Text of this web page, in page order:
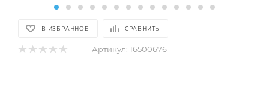
В ИЗБРАННОЕ СРАВНИТЬ
Артикул: 16500676